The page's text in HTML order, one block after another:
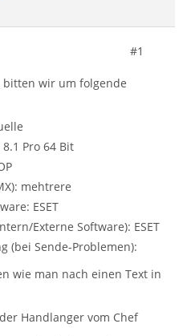
#1
bitten wir um folgende
Pro 64 Bit
mehtrere
ESET
Externe Software): ESET
(bei Sende-Problemen):
wie man nach einen Text in
Handlanger vom Chef